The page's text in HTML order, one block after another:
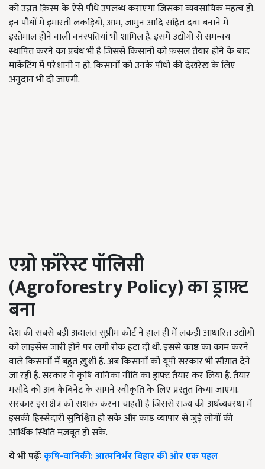
को उन्नत क़िस्म के ऐसे पौधे उपलब्ध कराएगा जिसका व्यवसायिक महत्व हो.
इन पौधों में इमारती लकड़ियों, आम, जामुन आदि सहित दवा बनाने में
इस्तेमाल होने वाली वनस्पतियां भी शामिल हैं. इसमें उद्योगों से समन्वय
स्थापित करने का प्रबंध भी है जिससे किसानों को फ़सल तैयार होने के बाद
मार्केटिंग में परेशानी न हो. किसानों को उनके पौधों की देखरेख के लिए
अनुदान भी दी जाएगी.
एग्रो फ़ॉरेस्ट पॉलिसी
(Agroforestry Policy)का ड्राफ़्ट
बना
देश की सबसे बड़ी अदालत सुप्रीम कोर्ट ने हाल ही में लकड़ी आधारित उद्योगों
को लाइसेंस जारी होने पर लगी रोक हटा दी थी. इससे काष्ठ का काम करने
वाले किसानों में बहुत ख़ुशी है. अब किसानों को यूपी सरकार भी सौग़ात देने
जा रही है. सरकार ने कृषि वानिका नीति का ड्राफ़्ट तैयार कर लिया है. तैयार
मसौदे को अब कैबिनेट के सामने स्वीकृति के लिए प्रस्तुत किया जाएगा.
सरकार इस क्षेत्र को सशक्त करना चाहती है जिससे राज्य की अर्थव्यवस्था में
इसकी हिस्सेदारी सुनिश्चित हो सके और काष्ठ व्यापार से जुड़े लोगों की
आर्थिक स्थिति मज़बूत हो सके.
ये भी पढ़ेंःकृषि-वानिकी: आत्मनिर्भर बिहार की ओर एक पहल